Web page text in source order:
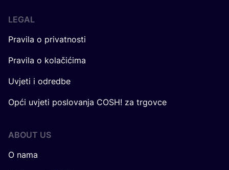
LEGAL
Pravila o privatnosti
Pravila o kolačićima
Uvjeti i odredbe
Opći uvjeti poslovanja COSH! za trgovce
ABOUT US
O nama